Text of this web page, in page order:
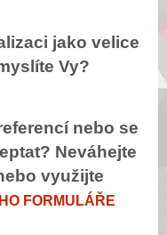
jako velice
Vy?
nebo se
Neváhejte
využijte
FORMULÁŘE